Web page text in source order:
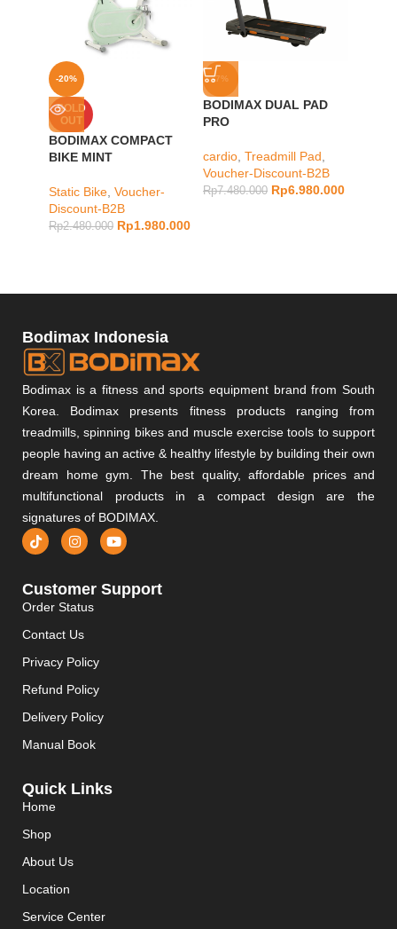
-20%
SOLD
OUT
BODIMAX COMPACT
BIKE MINT
Static Bike Voucher-
Discount-B2B
Rp2.480.000 Rp1.980.000
-7%
BODIMAX DUAL PAD
PRO
cardio Treadmill Pad
Voucher-Discount-B2B
Rp7.480.000 Rp6.980.000
Bodimax Indonesia
Bodimax is a fitness and sports equipment brand from South
Korea. Bodimax presents fitness products ranging from
treadmills, spinning bikes and muscle exercise tools to support
people having an active & healthy lifestyle by building their own
dream home gym. The best quality, affordable prices and
multifunctional products in a compact design are the
signatures of BODIMAX.
Customer Support
Order Status
Contact Us
Privacy Policy
Refund Policy
Delivery Policy
Manual Book
Quick Links
Home
Shop
About Us
Location
Service Center